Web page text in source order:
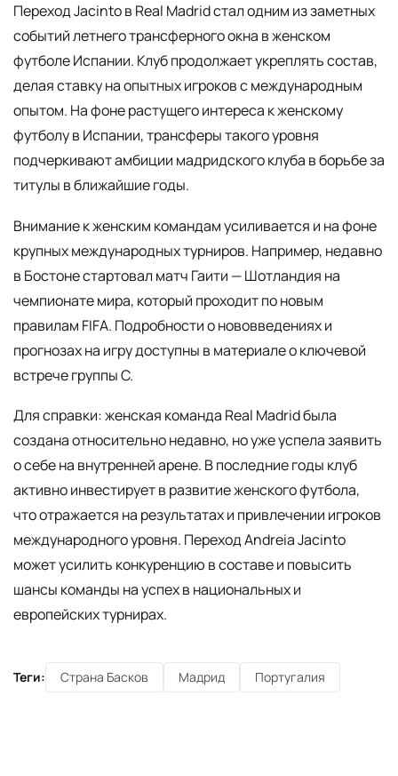
Переход Jacinto в Real Madrid стал одним из заметных
событий летнего трансферного окна в женском
футболе Испании. Клуб продолжает укреплять состав,
делая ставку на опытных игроков с международным
опытом. На фоне растущего интереса к женскому
футболу в Испании, трансферы такого уровня
подчеркивают амбиции мадридского клуба в борьбе за
титулы в ближайшие годы.
Внимание к женским командам усиливается и на фоне
крупных международных турниров. Например, недавно
в Бостоне стартовал матч Гаити — Шотландия на
чемпионате мира, который проходит по новым
правилам FIFA. Подробности о нововведениях и
прогнозах на игру доступны в материале о ключевой
встрече группы C.
Для справки: женская команда Real Madrid была
создана относительно недавно, но уже успела заявить
о себе на внутренней арене. В последние годы клуб
активно инвестирует в развитие женского футбола,
что отражается на результатах и привлечении игроков
международного уровня. Переход Andreia Jacinto
может усилить конкуренцию в составе и повысить
шансы команды на успех в национальных и
европейских турнирах.
Теги: Страна Басков Мадрид Португалия